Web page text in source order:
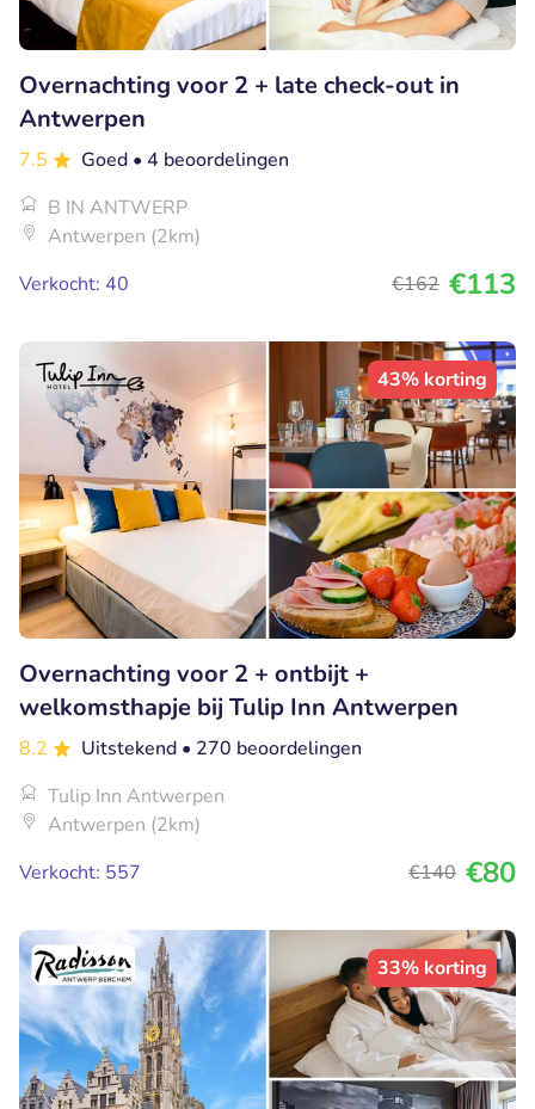
Overnachting voor 2 + late check-out in
Antwerpen
7.5 Goed • 4 beoordelingen
B IN ANTWERP
Antwerpen (2km)
Verkocht: 40
€162 €113
43% korting
Overnachting voor 2 + ontbijt +
welkomsthapje bij Tulip Inn Antwerpen
8.2 Uitstekend • 270 beoordelingen
Tulip Inn Antwerpen
Antwerpen (2km)
Verkocht: 557
€140 €80
33% korting